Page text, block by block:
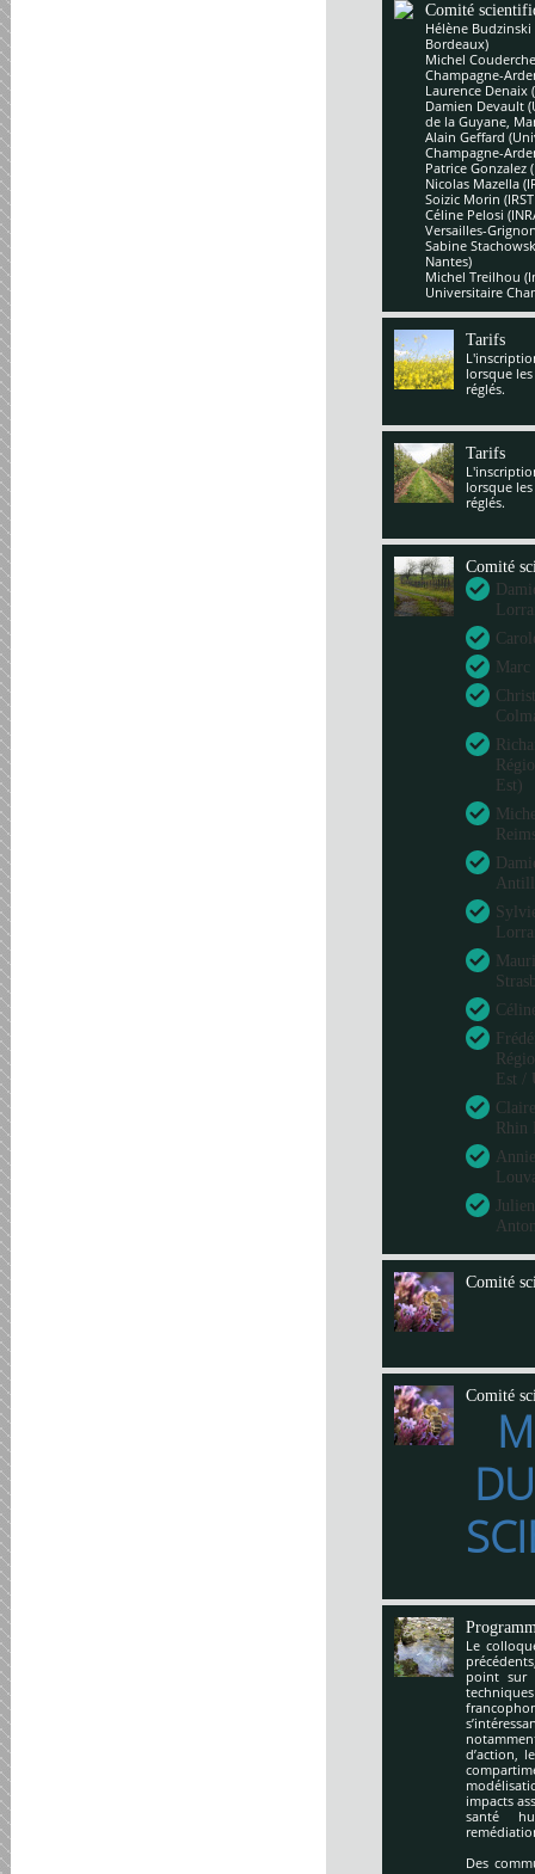
Comité
Hélène
Bordeaux)
Michel
Champagne-
Laurence Denaix
Damien Devault
de la Guyane,
Alain Geffard
Champagne-
Patrice Gonzalez
Nicolas Mazella
Soizic Morin
Céline Pelosi
Versailles-
Sabine
Nantes)
Michel Treilhou
Universitaire
Tarifs
lorsque
réglés.
Tarifs
lorsque
réglés.
Comité
Est)
Est
Rhin
Comité
Comité
Le
point sur
d’action,
impacts
santé
Des